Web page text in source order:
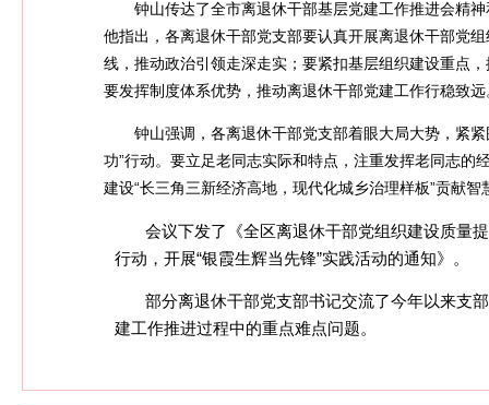
钟山传达了全市离退休干部基层党建工作推进会精
他指出，各离退休干部党支部要认真开展离退休干部党
线，推动政治引领走深走实；要紧扣基层组织建设重点
要发挥制度体系优势，推动离退休干部党建工作行稳致远
钟山强调， 各离退休干部党支部着眼大局大势，紧
功”行动。要立足老同志实际和特点，注重发挥老同志
建设“长三角三新经济高地，现代化城乡治理样板”贡献智
会议下发了《全区离退休干部党组织建设质量
行动，开展“银霞生辉当先锋”实践活动的通知》。
部分离退休干部党支部书记交流了今年以来支
建工作推进过程中的重点难点问题。